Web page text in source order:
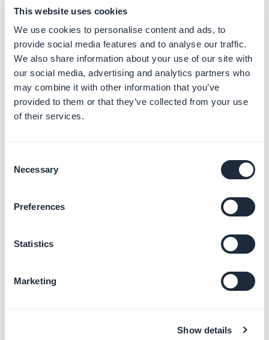
This website uses cookies
We use cookies to personalise content and ads, to
provide social media features and to analyse our traffic.
We also share information about your use of our site with
our social media, advertising and analytics partners who
may combine it with other information that you’ve
provided to them or that they’ve collected from your use
of their services.
Selection
Necessary
Preferences
Statistics
Marketing
Show details
Observação: As solicitações de aplicativos em estado
beta ou de pré-lançamento serão recusadas.
2. Solicite a
distribuição não listada
Apple
acessar o formulário de solicitação.
2. Acesse